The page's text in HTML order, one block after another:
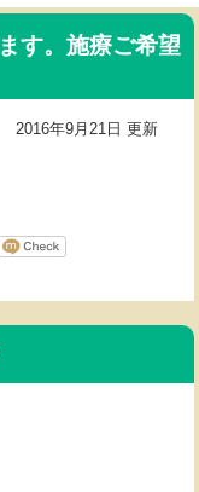
す。施療ご希望
2016年9月21日 更新